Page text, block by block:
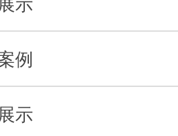
例
示